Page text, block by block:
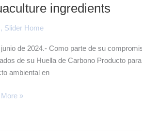
ingredients
, Slider Home
de 2024.- Como parte de su
de su Huella de Carbono Producto
ambiental en
»